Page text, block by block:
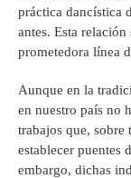
práctica dancística
antes. Esta
prometedora línea
Aunque en la
en nuestro país no
trabajos que, sobre
establecer puentes
embargo, dichas